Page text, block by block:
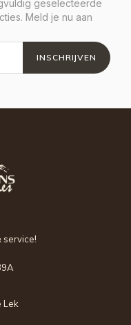
geselecteerde
Meld je nu aan
INSCHRIJVEN
service!
Lek